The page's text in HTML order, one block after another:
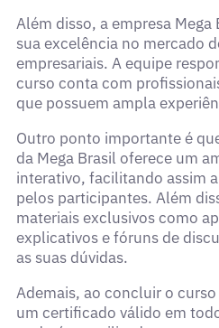
Além disso, a empresa
sua excelência no mercado
empresariais. A equipe
curso conta com
que possuem ampla
Outro ponto importante é
da Mega Brasil oferece um
interativo, facilitando assim
pelos participantes. Além
materiais exclusivos como
explicativos e fóruns de
as suas dúvidas.
Ademais, ao concluir o
um certificado válido em